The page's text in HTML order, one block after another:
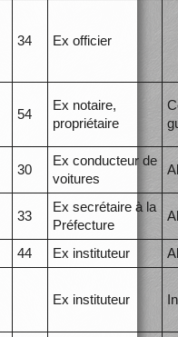
34 Ex officier
54
Ex notaire,
propriétaire
30
Ex conducteur de
voitures
33
Ex secrétaire à la
Préfecture
44 Ex instituteur
Ex instituteur